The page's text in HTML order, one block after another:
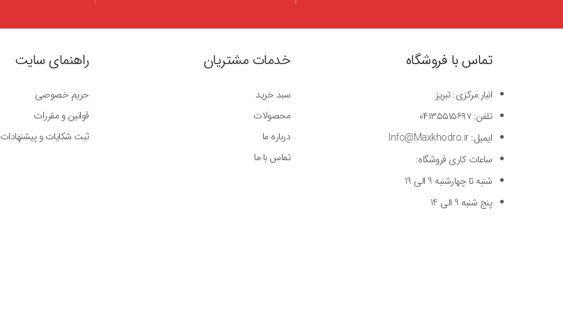
راهنمای سایت
حریم خصوصی
قوانین و مقررات
ثبت شکایات و پیشنهادات
خدمات مشتریان
سبد خرید
محصولات
درباره ما
تماس با ما
تماس با فروشگاه
انبار مرکزی: تبریز
تلفن: ۰۴۱۳۵۵۱۵۶۹۷
ایمیل: Info@Maxkhodro.ir
ساعات کاری فروشگاه:
شنبه تا چهارشنبه 9 الی 19
پنج شنبه 9 الی 14